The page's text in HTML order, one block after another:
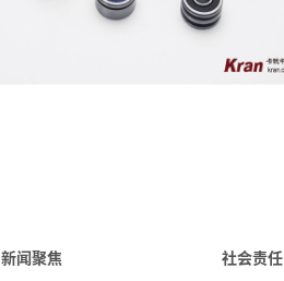
新闻聚焦 社会责任